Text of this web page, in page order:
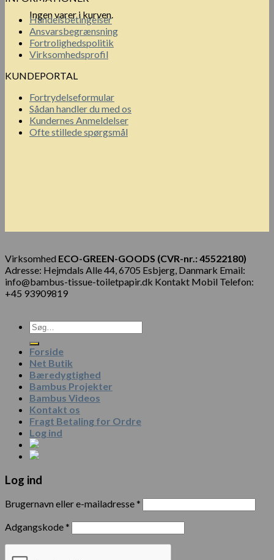
Ingen varer i kurven.
Handelsbetingelser
Ansvarsbegrænsning
Fortrolighedspolitik
Virksomhedsprofil
KUNDEPORTAL
Fortrydelseformular
Sådan handler du med os
Kundernes Anmeldelser
Ofte stillede spørgsmål
Virksomhed ECO-GREEN-GOODS (CVR-nr.: 45522180)
Adresse: Hejmdals Alle 44, 6705 Esbjerg, Danmark Email:
info@bambus-tissue-toiletpapir.dk Kontakt Mobil Telefon:
+45 93909819
Forside
Net Butik
Bæredygtighed
Bambus Projekter
Bambus Videos
Kontakt os
Fragt Betaling for Ordre
Log ind
Log ind
Brugernavn eller e-mailadresse*
Adgangskode*